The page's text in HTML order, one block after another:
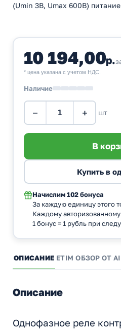
(Umin 3В, Umax 600B)
10 194,00р.
* цена указана с учетом НДС.
Наличие
− + шт
Начислим 102 бонуса
За каждую единицу этого
Каждому
1 бонус = 1 рубль при
ОПИСАНИЕ ETIM ОБЗОР ОТ AI
Описание
Однофазное реле